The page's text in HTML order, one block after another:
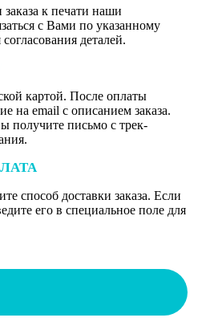
к печати наши
с Вами по указанному
деталей.
картой. После оплаты
на email с описанием заказа.
получите письмо с трек-
способ доставки заказа. Если
его в специальное поле для